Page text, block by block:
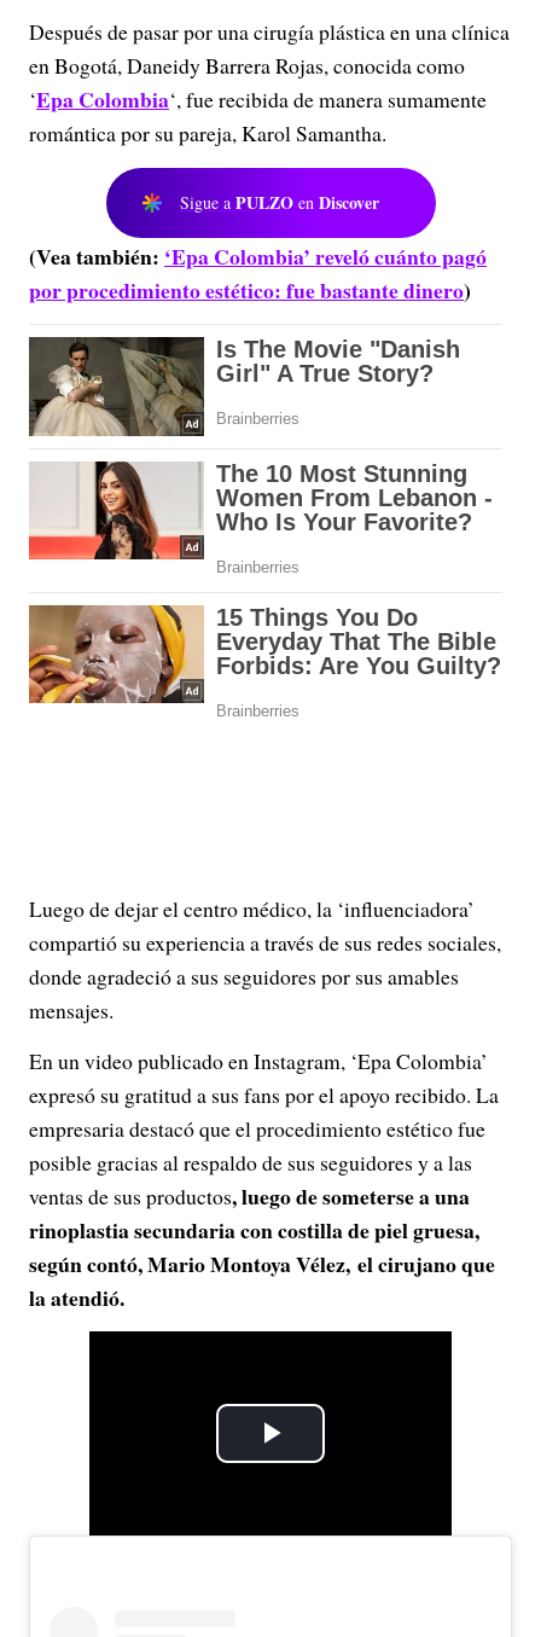
Después de pasar por una cirugía plástica en una clínica
en Bogotá, Daneidy Barrera Rojas, conocida como
‘Epa Colombia‘, fue recibida de manera sumamente
romántica por su pareja, Karol Samantha.
Sigue a PULZO en Discover
(Vea también: ‘Epa Colombia’ reveló cuánto pagó
por procedimiento estético: fue bastante dinero)
Luego de dejar el centro médico, la ‘influenciadora’
compartió su experiencia a través de sus redes sociales,
donde agradeció a sus seguidores por sus amables
mensajes.
En un video publicado en Instagram, ‘Epa Colombia’
expresó su gratitud a sus fans por el apoyo recibido. La
empresaria destacó que el procedimiento estético fue
posible gracias al respaldo de sus seguidores y a las
ventas de sus productos, luego de someterse a una
rinoplastia secundaria con costilla de piel gruesa,
según contó, Mario Montoya Vélez, el cirujano que
la atendió.
P